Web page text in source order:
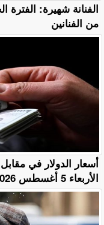
الفنانة شهيرة:
من الفنانين
أسعار الدولار في
الأربعاء 5 أغسطس 2026